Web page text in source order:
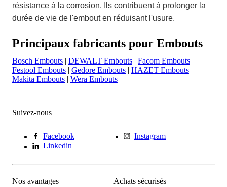
résistance à la corrosion. Ils contribuent à prolonger la
durée de vie de l'embout en réduisant l'usure.
Principaux fabricants pour Embouts
Bosch Embouts | DEWALT Embouts | Facom Embouts |
Festool Embouts | Gedore Embouts | HAZET Embouts |
Makita Embouts | Wera Embouts
Suivez-nous
Facebook
Instagram
Linkedin
Nos avantages
Achats sécurisés